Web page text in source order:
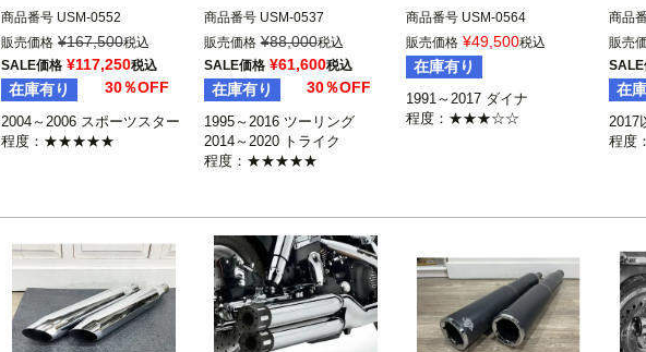
商品番号 USM-0552
6472-04
2004～2006 スポーツスター
※フォワードコントロール車は
不可
COBRA（コブラ）
2007以降だとスタビライザー
販売価格 ¥167,500税込
SALE価格 ¥117,250税込
在庫有り 30％OFF
2004～2006 スポーツスター
程度：★★★★★
商品番号 USM-0537
1801-0794
1F27E33
1995～2016 ツーリング
2014～2020 トライク
販売価格 ¥88,000税込
SALE価格 ¥61,600税込
在庫有り 30％OFF
1995～2016 ツーリング
2014～2020 トライク
程度：★★★★★
商品番号 USM-0564
1991～2017 ダイナ
※FXDF、2010以降 FXDWG、
FLD、2015～2016 FXDL、20
16～2017 FXDLS不可
Vance & Hines（バンス & ハイ
販売価格 ¥49,500税込
在庫有り
1991～2017 ダイナ
程度：★★★☆☆
商品
500-
2017
販売
SALE
在
2017
程